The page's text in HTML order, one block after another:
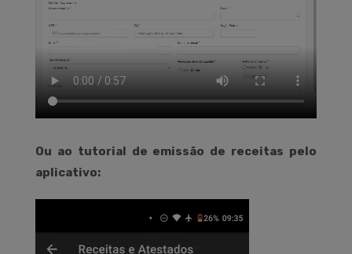
Ou ao tutorial de emissão de receitas pelo
aplicativo: